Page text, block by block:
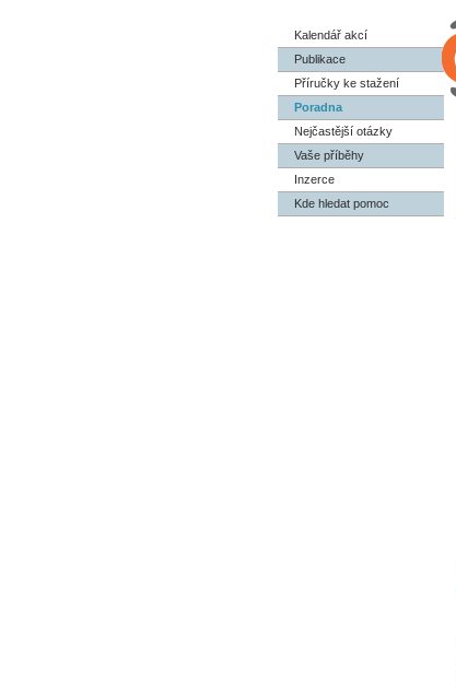
Kalendář akcí
Publikace
Příručky ke stažení
Poradna
Nejčastější otázky
Vaše příběhy
Inzerce
Kde hledat pomoc